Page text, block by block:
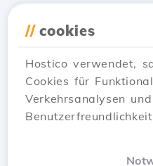
// cookies
Hostico verwendet,
Cookies für
Verkehrsanalysen